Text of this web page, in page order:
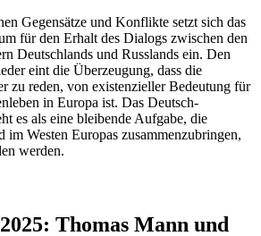
Gegensätze und Konflikte setzt sich das
für den Erhalt des Dialogs zwischen den
Deutschlands und Russlands ein. Den
eint die Überzeugung, dass die
zu reden, von existenzieller Bedeutung für
in Europa ist. Das Deutsch-
es als eine bleibende Aufgabe, die
im Westen Europas zusammenzubringen,
werden.
Thomas Mann und